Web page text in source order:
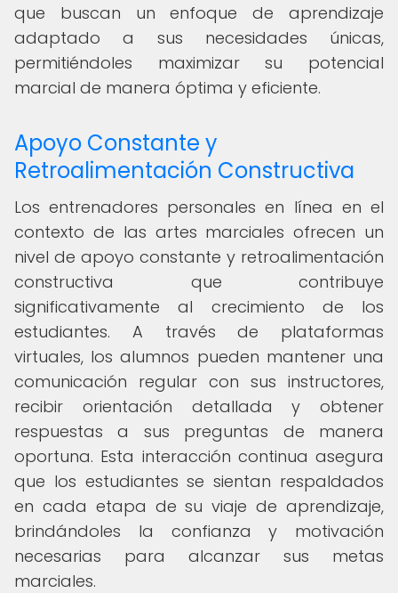
que buscan un enfoque de aprendizaje
adaptado a sus necesidades únicas,
permitiéndoles maximizar su potencial
marcial de manera óptima y eficiente.
Apoyo Constante y
Retroalimentación Constructiva
Los entrenadores personales en línea en el
contexto de las artes marciales ofrecen un
nivel de apoyo constante y retroalimentación
constructiva que contribuye
significativamente al crecimiento de los
estudiantes. A través de plataformas
virtuales, los alumnos pueden mantener una
comunicación regular con sus instructores,
recibir orientación detallada y obtener
respuestas a sus preguntas de manera
oportuna. Esta interacción continua asegura
que los estudiantes se sientan respaldados
en cada etapa de su viaje de aprendizaje,
brindándoles la confianza y motivación
necesarias para alcanzar sus metas
marciales.